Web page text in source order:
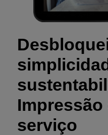
Impressão
serviço